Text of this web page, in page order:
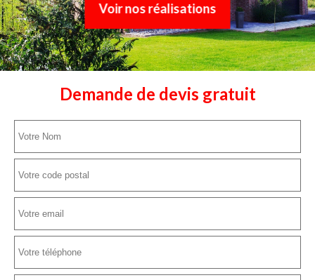
Voir nos réalisations
Demande de devis gratuit